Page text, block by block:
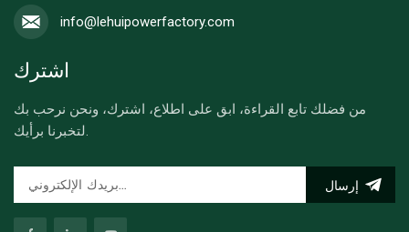
info@lehuipowerfactory.com
اشترك
من فضلك تابع القراءة، ابق على اطلاع، اشترك، ونحن نرحب بك
لتخبرنا برأيك.
إرسال